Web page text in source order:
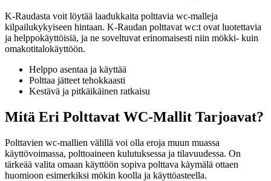
K-Raudasta voit löytää laadukkaita polttavia wc-malleja
kilpailukykyiseen hintaan. K-Raudan polttavat wc:t ovat luotettavia
ja helppokäyttöisiä, ja ne soveltuvat erinomaisesti niin mökki- kuin
omakotitalokäyttöön.
Helppo asentaa ja käyttää
Polttaa jätteet tehokkaasti
Kestävä ja pitkäikäinen ratkaisu
Mitä Eri Polttavat WC-Mallit Tarjoavat?
Polttavien wc-mallien välillä voi olla eroja muun muassa
käyttövoimassa, polttoaineen kulutuksessa ja tilavuudessa. On
tärkeää valita omaan käyttöön sopiva polttava käymälä ottaen
huomioon esimerkiksi mökin koolla ja käyttöasteella.